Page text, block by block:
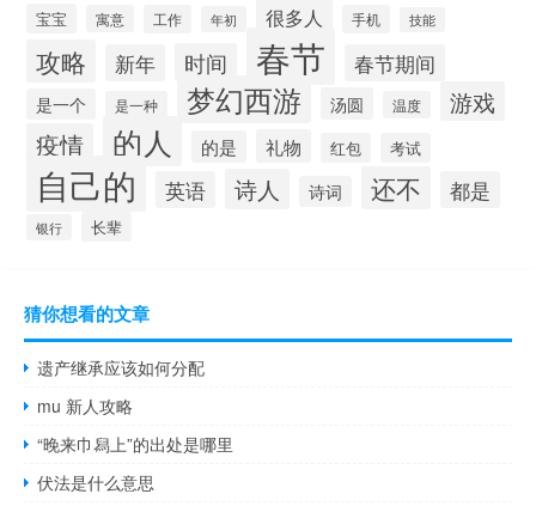
宝宝 寓意 工作 年初 很多人 手机 技能
攻略 新年 时间 春节 春节期间
是一个 是一种 梦幻西游 汤圆 温度 游戏
疫情 的人 的是 礼物 红包 考试
自己的 英语 诗人 诗词 还不 都是
银行 长辈
猜你想看的文章
遗产继承应该如何分配
mu 新人攻略
“晚来巾舄上”的出处是哪里
伏法是什么意思